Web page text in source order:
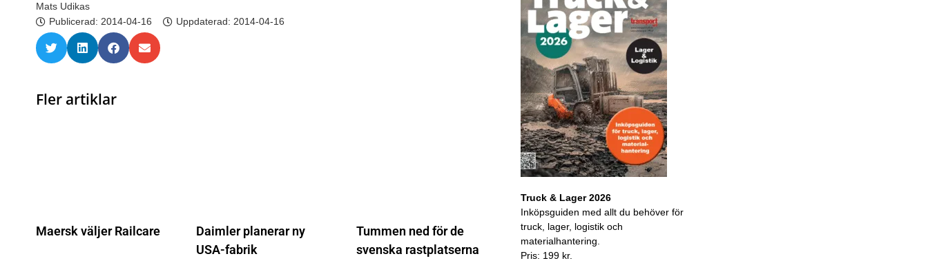
Mats Udikas
Publicerad: 2014-04-16 Uppdaterad: 2014-04-16
Fler artiklar
Maersk väljer Railcare
Daimler planerar ny
USA-fabrik
Tummen ned för de
svenska rastplatserna
Truck & Lager 2026
Inköpsguiden med allt du behöver för
truck, lager, logistik och
materialhantering.
Pris: 199 kr.